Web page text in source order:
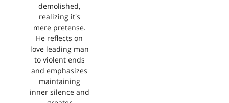
demolished,
realizing it's
mere pretense.
He reflects on
love leading man
to violent ends
and emphasizes
maintaining
inner silence and